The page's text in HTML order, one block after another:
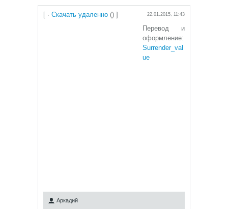
[ · Скачать удаленно () ] 22.01.2015, 11:43
Перевод и
оформление:
Surrender_val
ue
Аркадий